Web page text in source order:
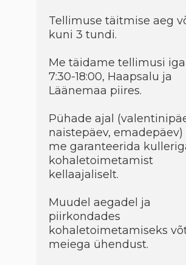
Tellimuse täitmise aeg
kuni 3 tundi.
Me täidame tellimusi
7:30-18:00, Haapsalu ja
Läänemaa piires.
Pühade ajal
naistepäev, emadepäev)
me garanteerida
kohaletoimetamist
kellaajaliselt.
Muudel aegadel ja
piirkondades
kohaletoimetamiseks
meiega ühendust.